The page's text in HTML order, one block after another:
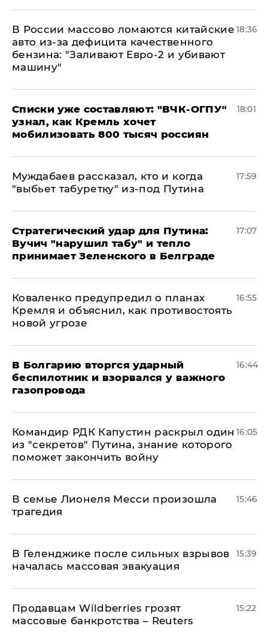
В России массово ломаются китайские
авто из-за дефицита качественного
бензина: "Заливают Евро-2 и убивают
машину"
18:36
Списки уже составляют: "ВЧК-ОГПУ"
узнал, как Кремль хочет
мобилизовать 800 тысяч россиян
18:01
Муждабаев рассказал, кто и когда
"выбьет табуретку" из-под Путина
17:59
Стратегический удар для Путина:
Вучич "нарушил табу" и тепло
принимает Зеленского в Белграде
17:07
Коваленко предупредил о планах
Кремля и объяснил, как противостоять
новой угрозе
16:55
В Болгарию вторгся ударный
беспилотник и взорвался у важного
газопровода
16:44
Командир РДК Капустин раскрыл один
из "секретов" Путина, знание которого
поможет закончить войну
16:05
В семье Лионеля Месси произошла
трагедия
15:46
В Геленджике после сильных взрывов
началась массовая эвакуация
15:39
Продавцам Wildberries грозят
массовые банкротства – Reuters
15:22